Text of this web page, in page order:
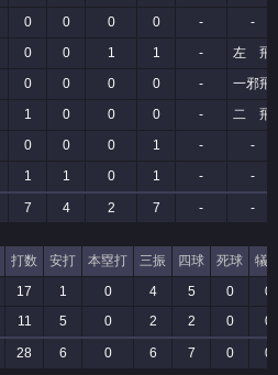
0 0 0 0 -
-
0 0 1 1 -
左 飛
0 0 0 0 -
一邪飛
1 0 0 0 -
二 飛
0 0 0 1 -
-
1 1 0 1 - -
7 4 2 7 - -
打数 安打 本塁打 三振 四球 死球
犠
17 1 0 4 5 0
0
11 5 0 2 2 0 0
28 6 0 6 7 0 0